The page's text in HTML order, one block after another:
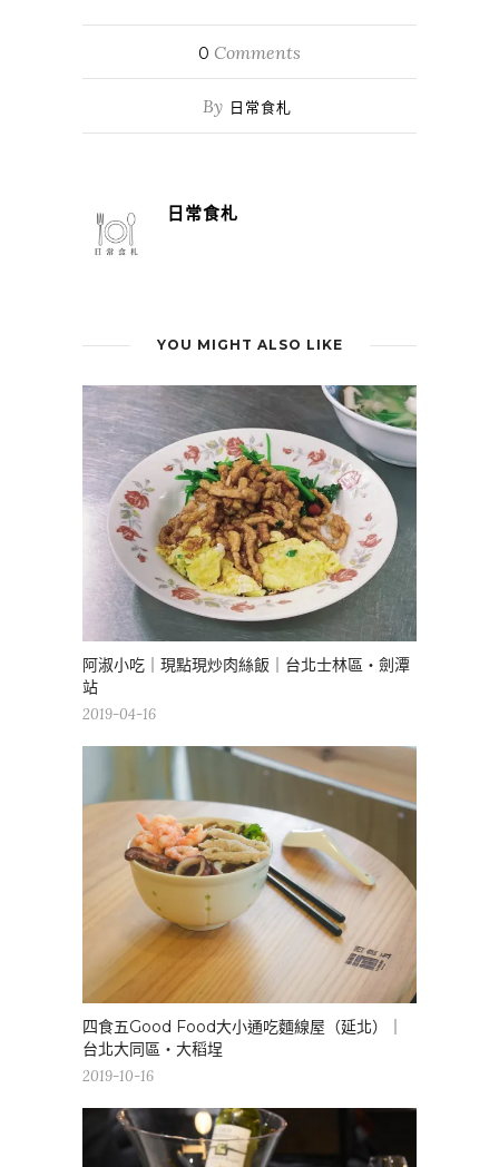
0 Comments
By 日常食札
日常食札
YOU MIGHT ALSO LIKE
阿淑小吃｜現點現炒肉絲飯｜台北士林區・劍潭
站
2019-04-16
四食五Good Food大小通吃麵線屋（延北）｜
台北大同區・大稻埕
2019-10-16